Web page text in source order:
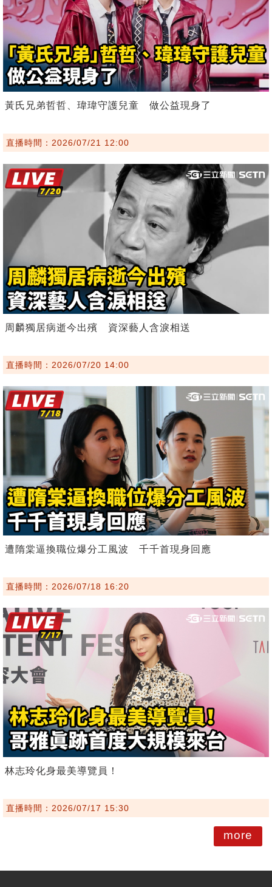
黃氏兄弟哲哲、瑋瑋守護兒童 做公益現身了
直播時間：2026/07/21 12:00
周麟獨居病逝今出殯 資深藝人含淚相送
直播時間：2026/07/20 14:00
遭隋棠逼換職位爆分工風波 千千首現身回應
直播時間：2026/07/18 16:20
林志玲化身最美導覽員！
直播時間：2026/07/17 15:30
more